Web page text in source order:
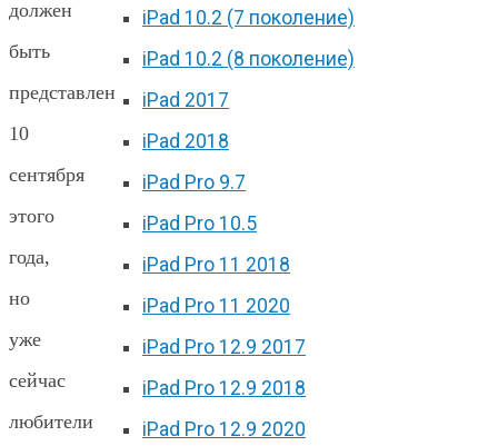
iPad 10.2 (7 поколение)
iPad 10.2 (8 поколение)
iPad 2017
iPad 2018
iPad Pro 9.7
iPad Pro 10.5
iPad Pro 11 2018
iPad Pro 11 2020
iPad Pro 12.9 2017
iPad Pro 12.9 2018
iPad Pro 12.9 2020
должен
быть
представлен
10
сентября
этого
года,
но
уже
сейчас
любители